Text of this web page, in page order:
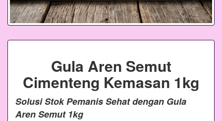
Gula Aren Semut
Cimenteng Kemasan 1kg
Solusi Stok Pemanis Sehat dengan Gula
Aren Semut 1kg